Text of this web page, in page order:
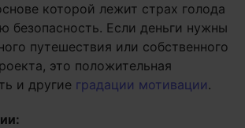
которой лежит страх голода
безопасность. Если деньги нужны
путешествия или собственного
это положительная
и другие градации мотивации.